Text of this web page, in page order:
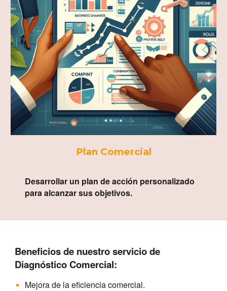
Plan Comercial
Desarrollar un plan de acción personalizado
para alcanzar sus objetivos.
Beneficios de nuestro servicio de
Diagnóstico Comercial:
Mejora de la eficiencia comercial.